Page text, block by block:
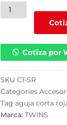
Aguja
corta
(C1-
cantidad
Cotiza por
SKU C1-SR
Categories
Tag aguja corta
Marca: TWINS